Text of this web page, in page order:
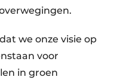
we onze visie op
voor
in groen